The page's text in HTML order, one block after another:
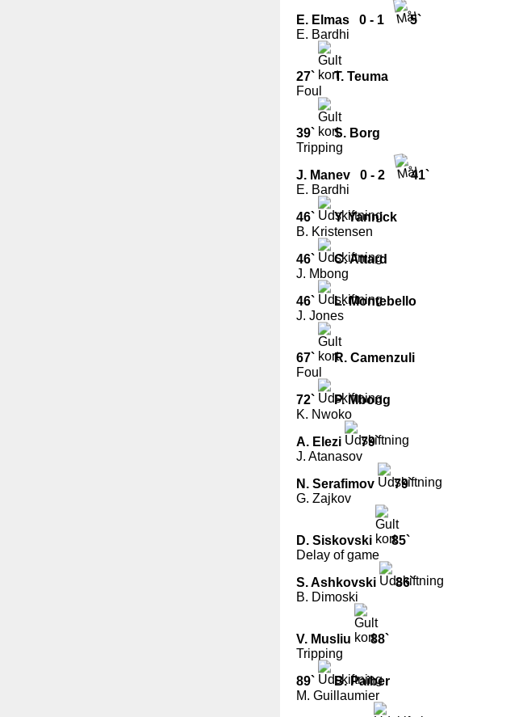
E. Elmas
0 - 1
5`
E. Bardhi
27`
T. Teuma
Foul
39`
S. Borg
Tripping
J. Manev
0 - 2
41`
E. Bardhi
46`
Y. Yannick
B. Kristensen
46`
C. Attard
J. Mbong
46`
L. Montebello
J. Jones
67`
R. Camenzuli
Foul
72`
P. Mbong
K. Nwoko
A. Elezi
79`
J. Atanasov
N. Serafimov
79`
G. Zajkov
D. Siskovski
85`
Delay of game
S. Ashkovski
86`
B. Dimoski
V. Musliu
88`
Tripping
89`
B. Paiber
M. Guillaumier